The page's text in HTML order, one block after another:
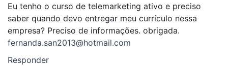
Eu tenho o curso de telemarketing ativo e preciso
saber quando devo entregar meu currículo nessa
empresa? Preciso de informações. obrigada.
fernanda.san2013@hotmail.com
Responder